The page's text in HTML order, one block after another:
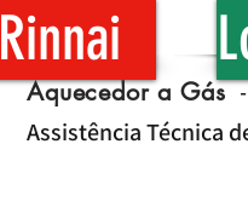
Rinnai
Aquecedor a Gás
Assistência Técnica